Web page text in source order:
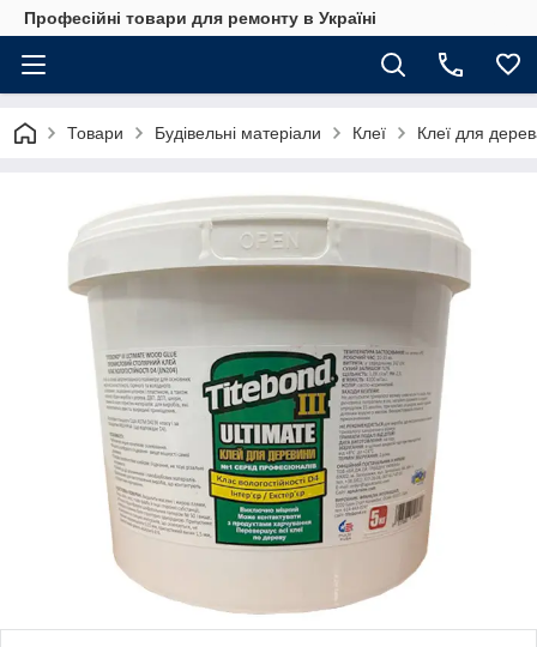
Професійні товари для ремонту в Україні
Товари Будівельні матеріали Клеї Клеї для